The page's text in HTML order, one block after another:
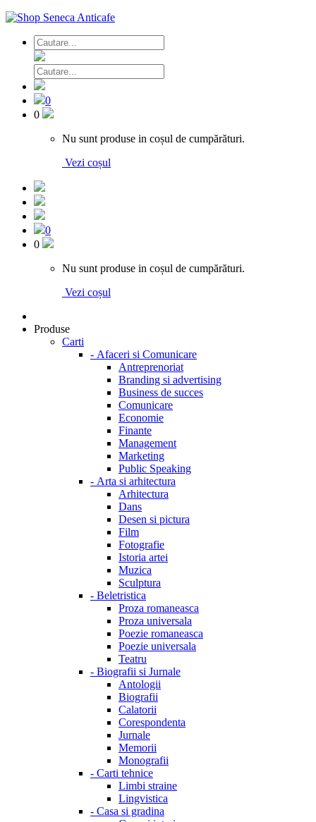
0
0
Nu sunt produse in coșul de cumpărături.
Vezi coșul
0
0
Nu sunt produse in coșul de cumpărături.
Vezi coșul
Produse
Carti
- Afaceri si Comunicare
Antreprenoriat
Branding si advertising
Business de succes
Comunicare
Economie
Finante
Management
Marketing
Public Speaking
- Arta si arhitectura
Arhitectura
Dans
Desen si pictura
Film
Fotografie
Istoria artei
Muzica
Sculptura
- Beletristica
Proza romaneasca
Proza universala
Poezie romaneasca
Poezie universala
Teatru
- Biografii si Jurnale
Antologii
Biografii
Calatorii
Corespondenta
Jurnale
Memorii
Monografii
- Carti tehnice
Limbi straine
Lingvistica
- Casa si gradina